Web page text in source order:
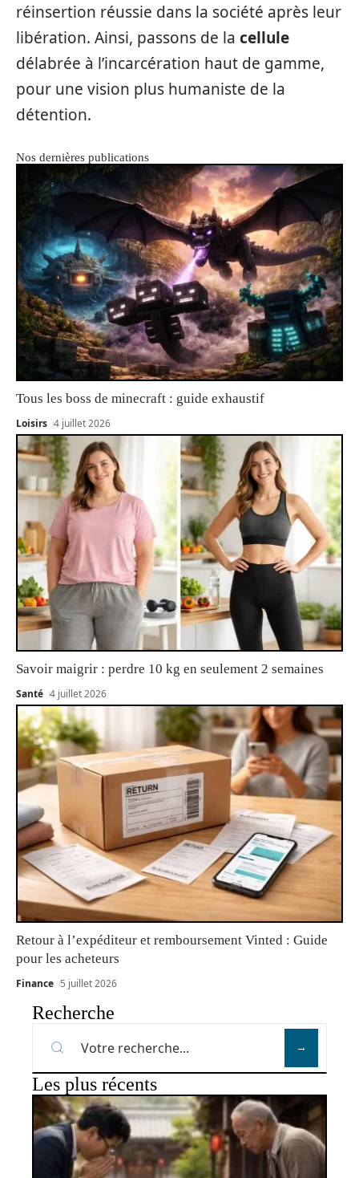
réinsertion réussie dans la société après leur
libération. Ainsi, passons de la cellule
délabrée à l’incarcération haut de gamme,
pour une vision plus humaniste de la
détention.
Nos dernières publications
Tous les boss de minecraft : guide exhaustif
Loisirs 4 juillet 2026
Savoir maigrir : perdre 10 kg en seulement 2 semaines
Santé 4 juillet 2026
Retour à l’expéditeur et remboursement Vinted : Guide
pour les acheteurs
Finance 5 juillet 2026
Recherche
Les plus récents